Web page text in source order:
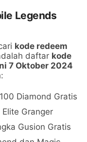
Legends
kode redeem
daftar kode
7 Oktober 2024
Diamond Gratis
Granger
Gusion Gratis